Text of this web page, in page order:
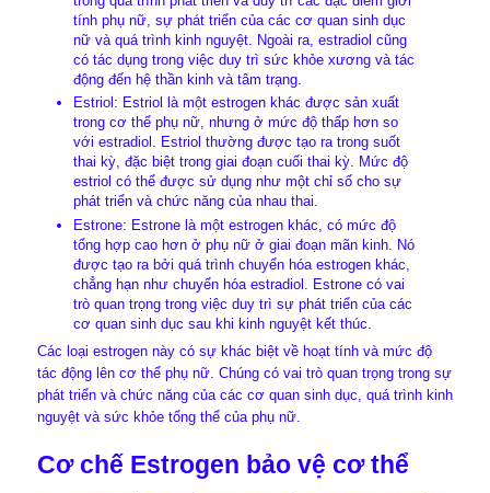
tính phụ nữ, sự phát triển của các cơ quan sinh dục
nữ và quá trình kinh nguyệt. Ngoài ra, estradiol cũng
có tác dụng trong việc duy trì sức khỏe xương và tác
động đến hệ thần kinh và tâm trạng.
Estriol: Estriol là một estrogen khác được sản xuất
trong cơ thể phụ nữ, nhưng ở mức độ thấp hơn so
với estradiol. Estriol thường được tạo ra trong suốt
thai kỳ, đặc biệt trong giai đoạn cuối thai kỳ. Mức độ
estriol có thể được sử dụng như một chỉ số cho sự
phát triển và chức năng của nhau thai.
Estrone: Estrone là một estrogen khác, có mức độ
tổng hợp cao hơn ở phụ nữ ở giai đoạn mãn kinh. Nó
được tạo ra bởi quá trình chuyển hóa estrogen khác,
chẳng hạn như chuyển hóa estradiol. Estrone có vai
trò quan trọng trong việc duy trì sự phát triển của các
cơ quan sinh dục sau khi kinh nguyệt kết thúc.
Các loại estrogen này có sự khác biệt về hoạt tính và mức độ
tác động lên cơ thể phụ nữ. Chúng có vai trò quan trọng trong sự
phát triển và chức năng của các cơ quan sinh dục, quá trình kinh
nguyệt và sức khỏe tổng thể của phụ nữ.
Cơ chế Estrogen bảo vệ cơ thể